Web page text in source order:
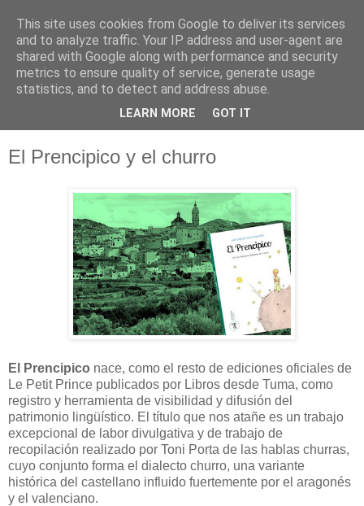
El Prencipico y el churro
El Prencipico nace, como el resto de ediciones oficiales de
Le Petit Prince publicados por Libros desde Tuma, como
registro y herramienta de visibilidad y difusión del
patrimonio lingüístico. El título que nos atañe es un trabajo
excepcional de labor divulgativa y de trabajo de
recopilación realizado por Toni Porta de las hablas churras,
cuyo conjunto forma el dialecto churro, una variante
histórica del castellano influido fuertemente por el aragonés
y el valenciano.
This site uses cookies from Google to deliver its services
and to analyze traffic. Your IP address and user-agent are
shared with Google along with performance and security
metrics to ensure quality of service, generate usage
statistics, and to detect and address abuse.
LEARN MORE GOT IT